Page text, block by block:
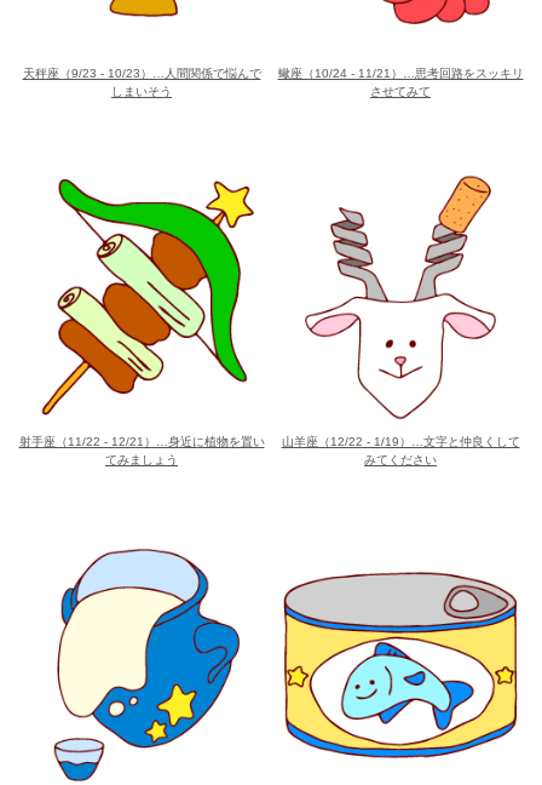
ノミスタイル] 公式twitterペ
エノミスタイル] 公式facebookペ
style[イエノミスタイル] 公式
天秤座（9/23 - 10/23）…人間関係で悩んで
しまいそう
蠍座（10/24 - 11/21）…思考回路をスッキリ
させてみて
射手座（11/22 - 12/21）…身近に植物を置い
てみましょう
山羊座（12/22 - 1/19）…文字と仲良くして
みてください